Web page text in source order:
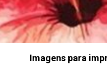
Imagens para